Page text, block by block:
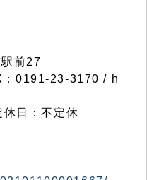
前27
0191-23-3170 / h
日：不定休